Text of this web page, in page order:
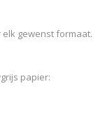
gewenst formaat.
papier: